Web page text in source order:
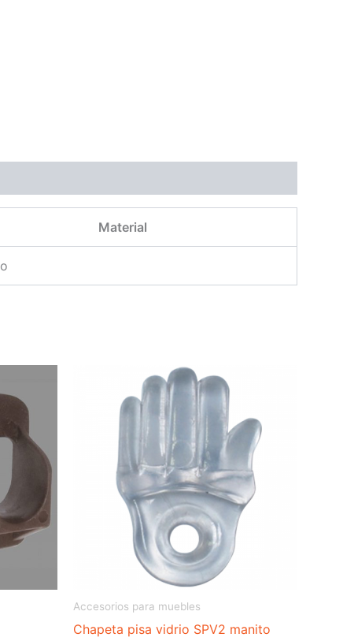
Material
Accesorios para muebles
Chapeta pisa vidrio SPV2 manito